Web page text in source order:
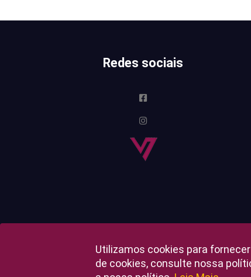
Utilizamos cookies para
de cookies, consulte nossa
Redes sociais